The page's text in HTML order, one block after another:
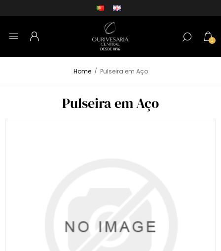
0
Home / Pulseira em Aço
Pulseira em Aço